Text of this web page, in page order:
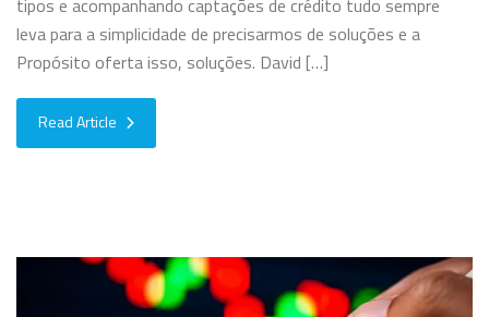
leva para a simplicidade de precisarmos de soluções e a
Propósito oferta isso, soluções. David […]
Read Article